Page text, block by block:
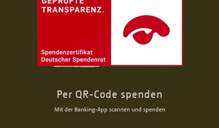
Per QR-Code spenden
Mit der Banking-App scannen und spenden